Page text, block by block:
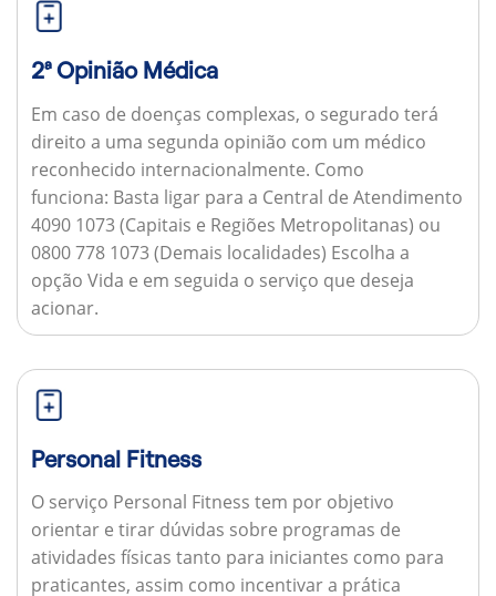
2ª Opinião Médica
Em caso de doenças complexas, o segurado terá
direito a uma segunda opinião com um médico
reconhecido internacionalmente. Como
funciona: Basta ligar para a Central de Atendimento
4090 1073 (Capitais e Regiões Metropolitanas) ou
0800 778 1073 (Demais localidades) Escolha a
opção Vida e em seguida o serviço que deseja
acionar.
Personal Fitness
O serviço Personal Fitness tem por objetivo
orientar e tirar dúvidas sobre programas de
atividades físicas tanto para iniciantes como para
praticantes, assim como incentivar a prática